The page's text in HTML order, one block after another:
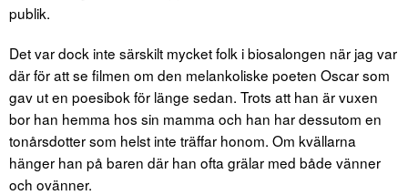
publik.
Det var dock inte särskilt mycket folk i biosalongen när jag var
där för att se filmen om den melankoliske poeten Oscar som
gav ut en poesibok för länge sedan. Trots att han är vuxen
bor han hemma hos sin mamma och han har dessutom en
tonårsdotter som helst inte träffar honom. Om kvällarna
hänger han på baren där han ofta grälar med både vänner
och ovänner.